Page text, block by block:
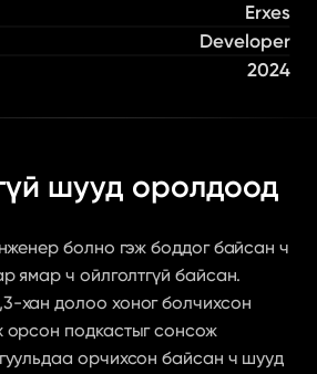
шууд оролдоод
болно гэж боддог байсан ч
ямар ч ойлголтгүй байсан.
хан долоо хоног болчихсон
подкастыг сонсож
орчихсон байсан ч шууд
Erxes
Developer
2024